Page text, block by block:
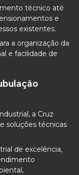
técnico até
e
existentes.
a organização da
e facilidade de
a Cruz
soluções técnicas
de excelência,